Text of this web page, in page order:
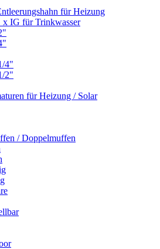
für Heizung
x IG für Trinkwasser
4"
2"
für Heizung / Solar
/ Doppelmuffen